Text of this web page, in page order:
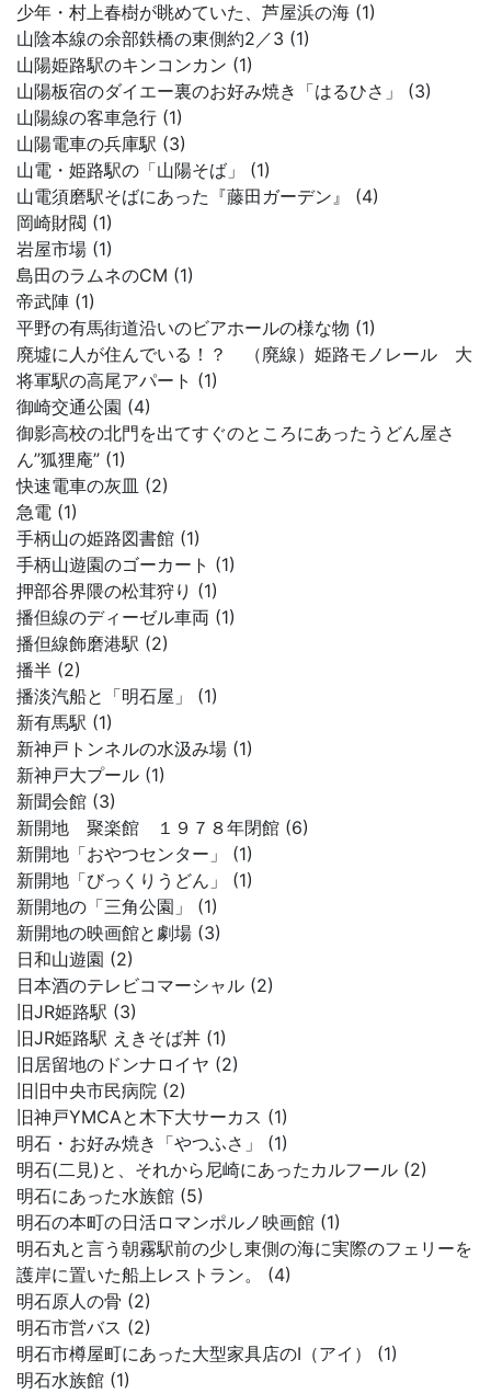
少年・村上春樹が眺めていた、芦屋浜の海 (1)
山陰本線の余部鉄橋の東側約2／3 (1)
山陽姫路駅のキンコンカン (1)
山陽板宿のダイエー裏のお好み焼き「はるひさ」 (3)
山陽線の客車急行 (1)
山陽電車の兵庫駅 (3)
山電・姫路駅の「山陽そば」 (1)
山電須磨駅そばにあった『藤田ガーデン』 (4)
岡崎財閥 (1)
岩屋市場 (1)
島田のラムネのCM (1)
帝武陣 (1)
平野の有馬街道沿いのビアホールの様な物 (1)
廃墟に人が住んでいる！？ （廃線）姫路モノレール 大
将軍駅の高尾アパート (1)
御崎交通公園 (4)
御影高校の北門を出てすぐのところにあったうどん屋さ
ん”狐狸庵” (1)
快速電車の灰皿 (2)
急電 (1)
手柄山の姫路図書館 (1)
手柄山遊園のゴーカート (1)
押部谷界隈の松茸狩り (1)
播但線のディーゼル車両 (1)
播但線飾磨港駅 (2)
播半 (2)
播淡汽船と「明石屋」 (1)
新有馬駅 (1)
新神戸トンネルの水汲み場 (1)
新神戸大プール (1)
新聞会館 (3)
新開地 聚楽館 １９７８年閉館 (6)
新開地「おやつセンター」 (1)
新開地「びっくりうどん」 (1)
新開地の「三角公園」 (1)
新開地の映画館と劇場 (3)
日和山遊園 (2)
日本酒のテレビコマーシャル (2)
旧JR姫路駅 (3)
旧JR姫路駅 えきそば丼 (1)
旧居留地のドンナロイヤ (2)
旧旧中央市民病院 (2)
旧神戸YMCAと木下大サーカス (1)
明石・お好み焼き「やつふさ」 (1)
明石(二見)と、それから尼崎にあったカルフール (2)
明石にあった水族館 (5)
明石の本町の日活ロマンポルノ映画館 (1)
明石丸と言う朝霧駅前の少し東側の海に実際のフェリーを
護岸に置いた船上レストラン。 (4)
明石原人の骨 (2)
明石市営バス (2)
明石市樽屋町にあった大型家具店のI（アイ） (1)
明石水族館 (1)